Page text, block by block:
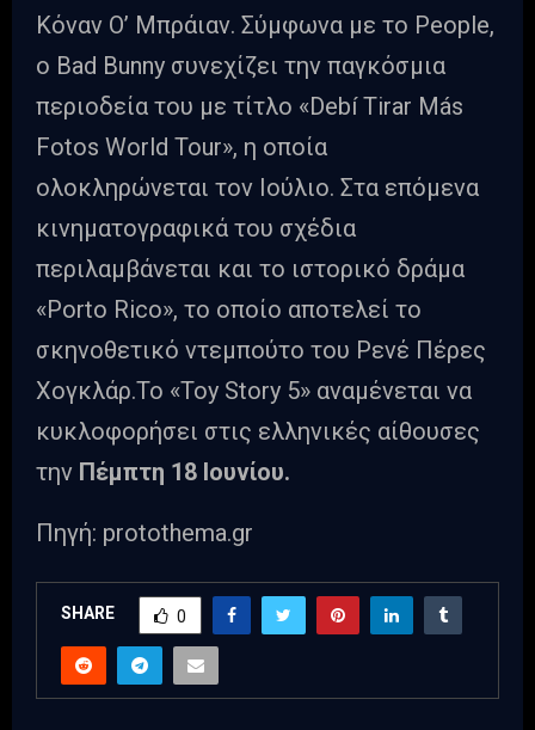
Κόναν Ο’ Μπράιαν. Σύμφωνα με το People,
ο Bad Bunny συνεχίζει την παγκόσμια
περιοδεία του με τίτλο «Debí Tirar Más
Fotos World Tour», η οποία
ολοκληρώνεται τον Ιούλιο. Στα επόμενα
κινηματογραφικά του σχέδια
περιλαμβάνεται και το ιστορικό δράμα
«Porto Rico», το οποίο αποτελεί το
σκηνοθετικό ντεμπούτο του Ρενέ Πέρες
Χογκλάρ.Το «Toy Story 5» αναμένεται να
κυκλοφορήσει στις ελληνικές αίθουσες
την Πέμπτη 18 Ιουνίου.
Πηγή: protothema.gr
SHARE 0